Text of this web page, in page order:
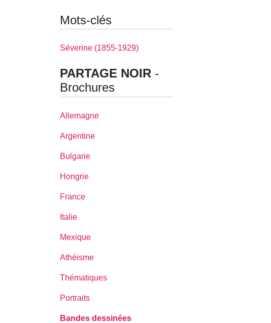
Mots-clés
Séverine (1855-1929)
PARTAGE NOIR -
Brochures
Allemagne
Argentine
Bulgarie
Hongrie
France
Italie
Mexique
Athéisme
Thématiques
Portraits
Bandes dessinées